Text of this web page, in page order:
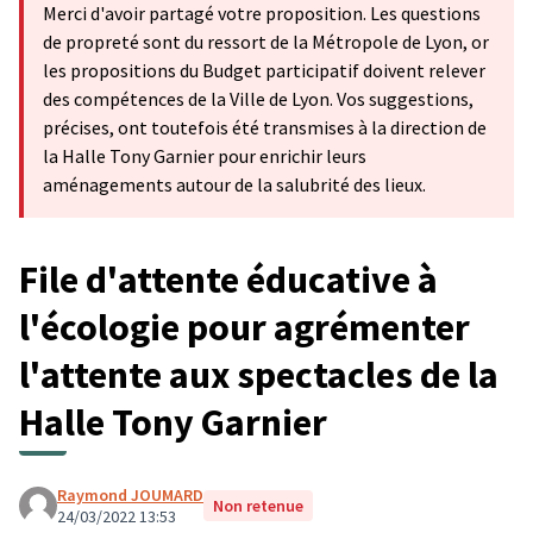
Merci d'avoir partagé votre proposition. Les questions
de propreté sont du ressort de la Métropole de Lyon, or
les propositions du Budget participatif doivent relever
des compétences de la Ville de Lyon. Vos suggestions,
précises, ont toutefois été transmises à la direction de
la Halle Tony Garnier pour enrichir leurs
aménagements autour de la salubrité des lieux.
File d'attente éducative à
l'écologie pour agrémenter
l'attente aux spectacles de la
Halle Tony Garnier
Raymond JOUMARD
24/03/2022 13:53
Non retenue